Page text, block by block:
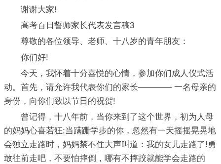
谢谢大家!
高考百日誓师家长代表发言稿3
尊敬的各位领导、老师、十八岁的青年朋友：
你们好!
今天，我怀着十分喜悦的心情，参加你们成人仪式活
动。首先，请允许我代表你们的家长———— 一名母亲的
身份，向你们致以节日的祝贺!
曾记得，十八年前，当你来到了这个世界，初为人母
的妈妈心喜若狂;当蹒跚学步的你，忽然有一天摇摇晃晃地
会独立走路时，妈妈禁不住大声叫道：我的女儿走路了!勇
敢往前走吧，不要怕摔倒，哪有不摔跤就能学会走路的